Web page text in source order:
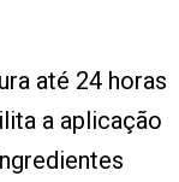
até 24 horas
a aplicação